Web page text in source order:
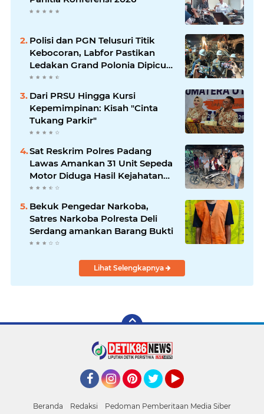
Polisi dan PGN Telusuri Titik
Kebocoran, Labfor Pastikan
Ledakan Grand Polonia Dipicu
Akumulasi Gas
Dari PRSU Hingga Kursi
Kepemimpinan: Kisah "Cinta
Tukang Parkir"
Sat Reskrim Polres Padang
Lawas Amankan 31 Unit Sepeda
Motor Diduga Hasil Kejahatan
dari Rumah Warga di Pasar
Latong
Bekuk Pengedar Narkoba,
Satres Narkoba Polresta Deli
Serdang amankan Barang Bukti
Lihat Selengkapnya
Beranda Redaksi Pedoman Pemberitaan Media Siber